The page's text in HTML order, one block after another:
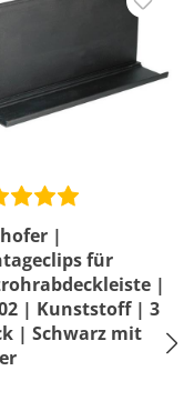
|
für
|
| Kunststoff | 3
| Schwarz mit